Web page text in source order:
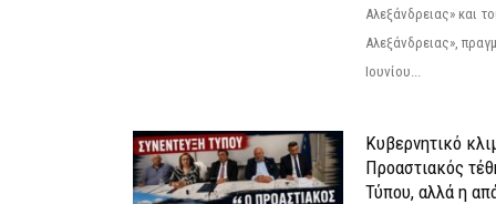
Αλεξάνδρειας» και
Αλεξάνδρειας»,
Ιουνίου...
Κυβερνητικό
Προαστιακός
Τύπου, αλλά η